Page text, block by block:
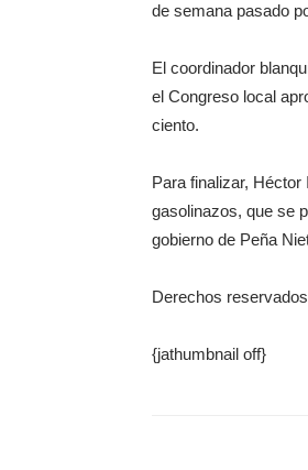
de semana pasado
El coordinador
el Congreso local
ciento.
Para finalizar,
gasolinazos, que se
gobierno de Peña
Derechos
{jathumbnail off}